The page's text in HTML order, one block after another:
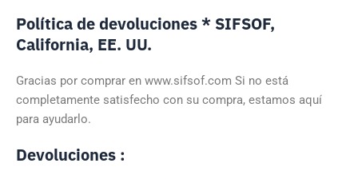
Política de devoluciones * SIFSOF,
California, EE. UU.
Gracias por comprar en www.sifsof.com Si no está
completamente satisfecho con su compra, estamos aquí
para ayudarlo.
Devoluciones :